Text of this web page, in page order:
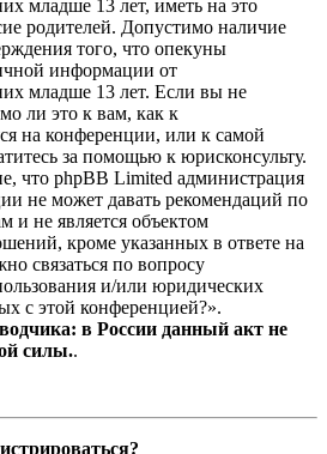
младше 13 лет, иметь на это
родителей. Допустимо наличие
того, что опекуны
информации от
младше 13 лет. Если вы не
ли это к вам, как к
на конференции, или к самой
за помощью к юрисконсульту.
что phpBB Limited администрация
не может давать рекомендаций по
и не является объектом
кроме указанных в ответе на
связаться по вопросу
и/или юридических
с этой конференцией?».
в России данный акт не
силы..